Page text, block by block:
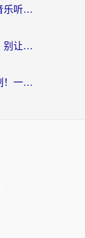
海外党必看：在国外怎么用酷我音乐听音乐？告别“地区不支持”的实用指南
在国外怎么能听国内的音乐软件？别让版权限制断了你的“中文歌单”
国外怎么看番剧？别再愁版权限制！一个工具解决所有回国追剧难题